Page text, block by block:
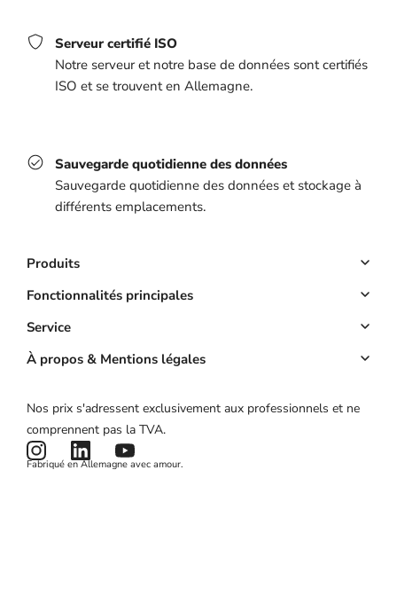
Serveur certifié ISO
Notre serveur et notre base de données sont certifiés
ISO et se trouvent en Allemagne.
Sauvegarde quotidienne des données
Sauvegarde quotidienne des données et stockage à
différents emplacements.
Produits
Logiciel Reservation
Site web
Application
Fonctionnalités principales
Réservation en ligne
Acomptes
Campagnes marketing
Service
Compte clé
État du produit
Actualités et articles
À propos & Mentions légales
Mentions légales
Conditions générales
Nos prix s'adressent exclusivement aux professionnels et ne
comprennent pas la TVA.
Fabriqué en Allemagne avec amour.